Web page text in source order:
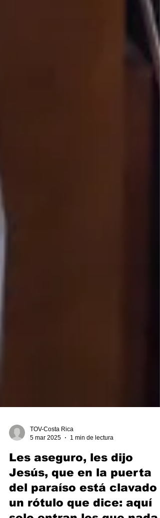
5 mar 2025
1 min de lectura
Les aseguro, les dijo
Jesús, que en la puerta
del paraíso está clavado